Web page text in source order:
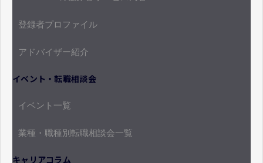
登録者プロファイル
アドバイザー紹介
イベント・転職相談会
イベント一覧
業種・職種別転職相談会一覧
キャリアコラム